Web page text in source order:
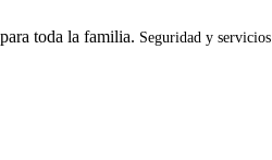
toda la familia. Seguridad y servicios